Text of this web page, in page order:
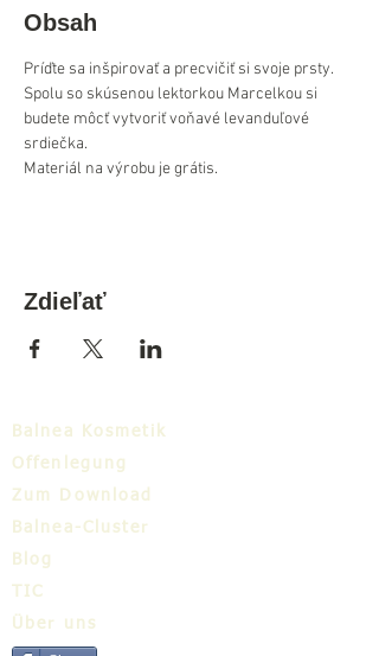
Obsah
Príďte sa inšpirovať a precvičiť si svoje prsty.
Spolu so skúsenou lektorkou Marcelkou si
budete môcť vytvoriť voňavé levanduľové
srdiečka.
Materiál na výrobu je grátis.
Zdieľať
Balnea Kosmetik
Offenlegung
Zum Download
Balnea-Cluster
Blog
TIC
Über uns